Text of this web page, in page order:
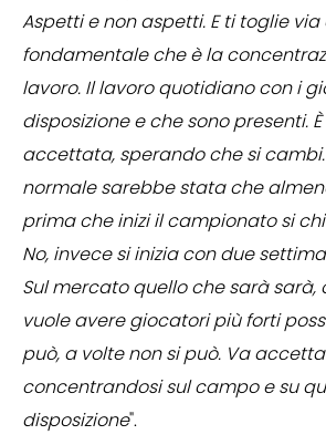
Aspetti e non aspetti. E ti toglie
fondamentale che è la
lavoro. Il lavoro quotidiano con i
disposizione e che sono presenti.
accettata, sperando che si
normale sarebbe stata che
prima che inizi il campionato si
No, invece si inizia con due
Sul mercato quello che sarà sarà,
vuole avere giocatori più forti
può, a volte non si può. Va
concentrandosi sul campo e su
disposizione".